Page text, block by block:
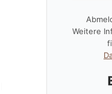
Weitere